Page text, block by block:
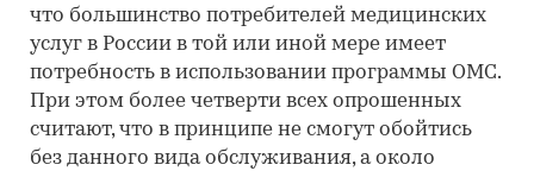
что большинство потребителей медицинских
услуг в России в той или иной мере имеет
потребность в использовании программы ОМС.
При этом более четверти всех опрошенных
считают, что в принципе не смогут обойтись
без данного вида обслуживания, а около